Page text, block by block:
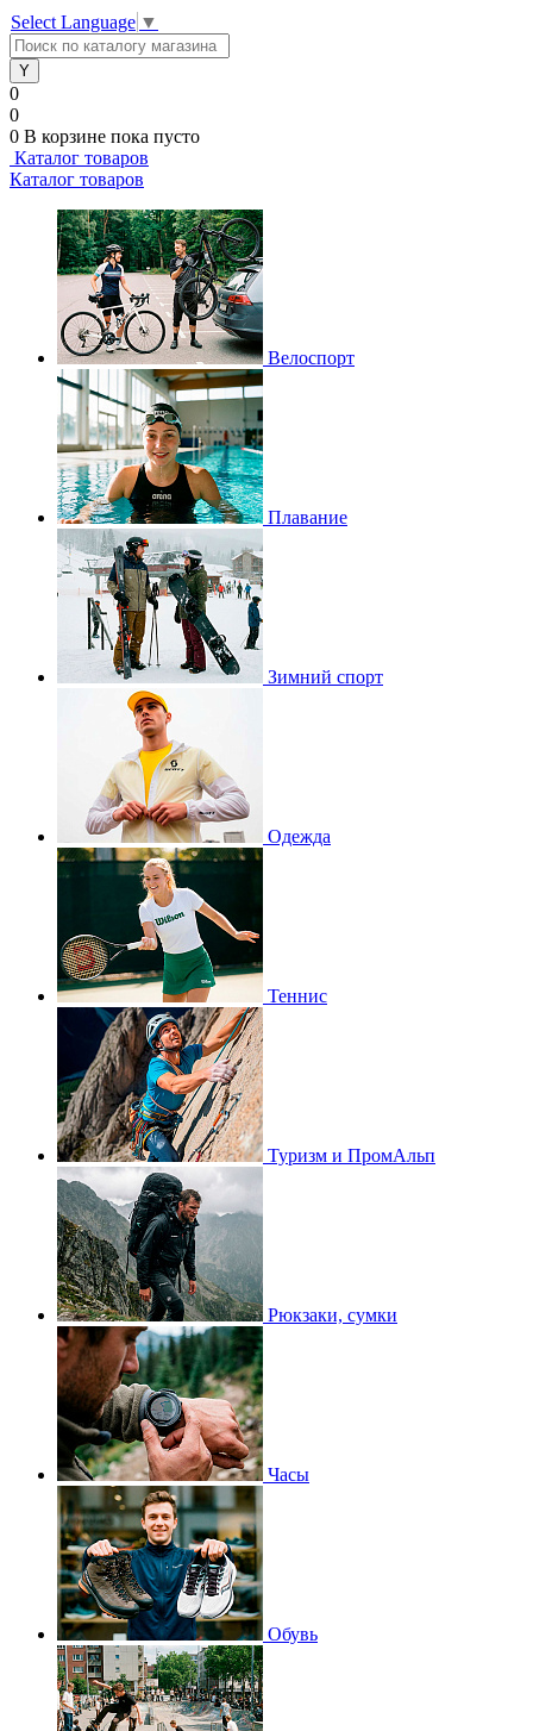
Select Language ▼
0
0
0 В корзине пока пусто
Каталог товаров
Каталог товаров
Велоспорт
Плавание
Зимний спорт
Одежда
Теннис
Туризм и ПромАльп
Рюкзаки, сумки
Часы
Обувь